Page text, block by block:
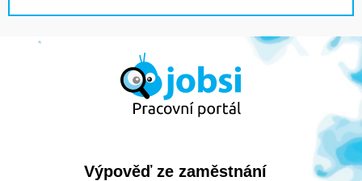
Výpověď ze zaměstnání